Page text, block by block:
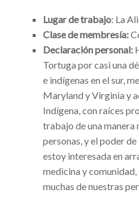
Lugar de trabajo: La
Clase de membresía:
Declaración personal:
Tortuga por casi una
e indígenas en el sur,
Maryland y Virginia y
Indígena, con raíces
trabajo de una manera
personas, y el poder
estoy interesada en
medicina y
muchas de nuestras